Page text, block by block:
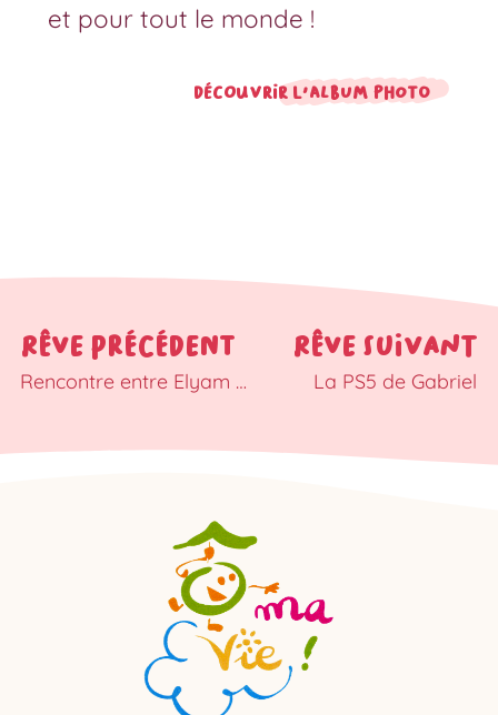
et pour tout le monde !
Découvrir l'album photo
RÊVE PRÉCÉDENT
Rencontre entre Elyam et Spider-Man
RÊVE SUIVANT
La PS5 de Gabriel